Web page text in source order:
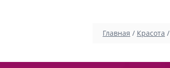
Главная / Красота /